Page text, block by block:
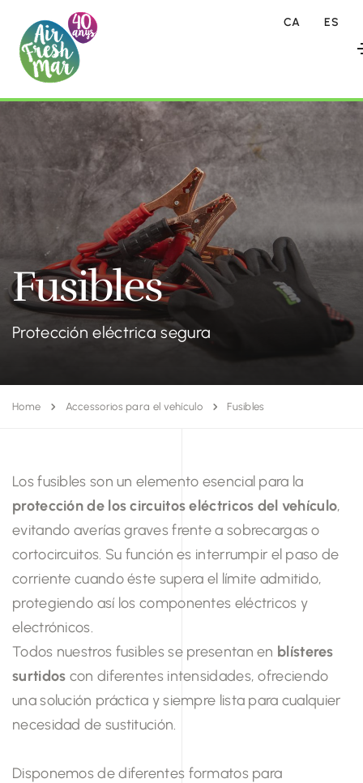
CA ES
Fusibles
Protección eléctrica segura
Home Accessorios para el vehículo Fusibles
Los fusibles son un elemento esencial para la
protección de los circuitos eléctricos del vehículo,
evitando averías graves frente a sobrecargas o
cortocircuitos. Su función es interrumpir el paso de
corriente cuando éste supera el límite admitido,
protegiendo así los componentes eléctricos y
electrónicos.
Todos nuestros fusibles se presentan en blísteres
surtidos con diferentes intensidades, ofreciendo
una solución práctica y siempre lista para cualquier
necesidad de sustitución.
Disponemos de diferentes formatos para